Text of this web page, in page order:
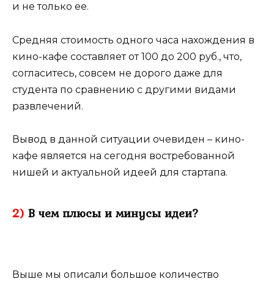
и не только ее.
Средняя стоимость одного часа нахождения в
кино-кафе составляет от 100 до 200 руб., что,
согласитесь, совсем не дорого даже для
студента по сравнению с другими видами
развлечений.
Вывод в данной ситуации очевиден – кино-
кафе является на сегодня востребованной
нишей и актуальной идеей для стартапа.
2) В чем плюсы и минусы идеи?
Выше мы описали большое количество